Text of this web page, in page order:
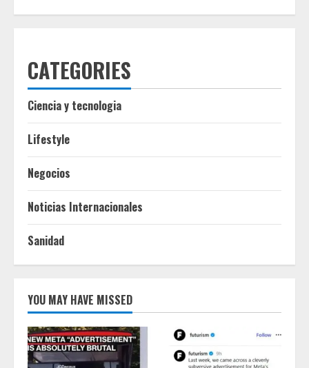
CATEGORIES
Ciencia y tecnologia
Lifestyle
Negocios
Noticias Internacionales
Sanidad
YOU MAY HAVE MISSED